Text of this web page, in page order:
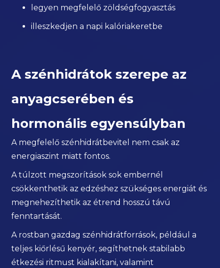
legyen megfelelő zöldségfogyasztás
illeszkedjen a napi kalóriakeretbe
A szénhidrátok szerepe az
anyagcserében és
hormonális egyensúlyban
A megfelelő szénhidrátbevitel nem csak az
energiaszint miatt fontos.
A túlzott megszorítások sok embernél
csökkenthetik az edzéshez szükséges energiát és
megnehezíthetik az étrend hosszú távú
fenntartását.
A rostban gazdag szénhidrátforrások, például a
teljes kiőrlésű kenyér, segíthetnek stabilabb
étkezési ritmust kialakítani, valamint